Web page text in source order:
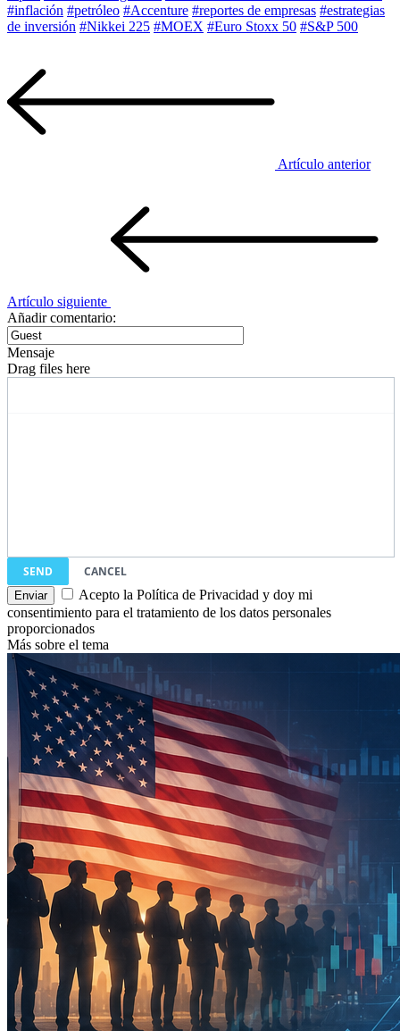
#inflación #petróleo #Accenture #reportes de empresas #estrategias
de inversión #Nikkei 225 #MOEX #Euro Stoxx 50 #S&P 500
Artículo anterior
Artículo siguiente
Añadir comentario:
Mensaje
Drag files here
SEND
CANCEL
Acepto la Política de Privacidad y doy mi
consentimiento para el tratamiento de los datos personales
proporcionados
Más sobre el tema